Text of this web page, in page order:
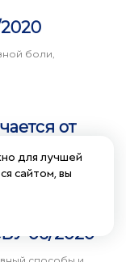
боли,
от
практики
06/2020
для лучшей
сайтом, вы